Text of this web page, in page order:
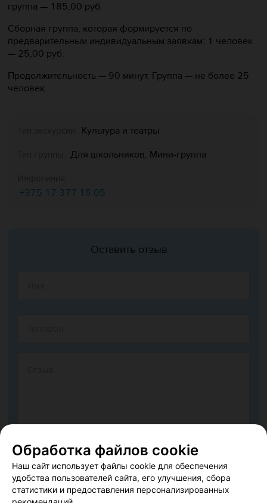
группа — 185,00 руб.
Сборная группа, которая формируется по
предварительным индивидуальным заявкам: 1 человек
— 25,00 руб.
Продолжительность — 90 минут. Группа — не более 25
человек.
Культура и театры
Для школьников, Мини-группа
+375 17 377 15 05
Оставить отзыв
Согласен опубликовать отзыв. Подробнее об
обработки персональных данныхимеханизме реализации
прав
Обработка файлов cookie
Наш сайт использует файлы cookie для обеспечения
удобства пользователей сайта, его улучшения, сбора
статистики и предоставления персонализированных